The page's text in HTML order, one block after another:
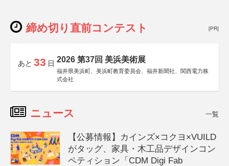
締め切り直前コンテスト [PR]
あと 33 日 2026 第37回 美浜美術展
福井県美浜町、美浜町教育委員会、福井新聞社、関西電力株
式会社
ニュース 一覧
【公募情報】カインズ×コクヨ×VUILD
がタッグ、家具・木工品デザインコン
ペティション「CDM Digi Fab